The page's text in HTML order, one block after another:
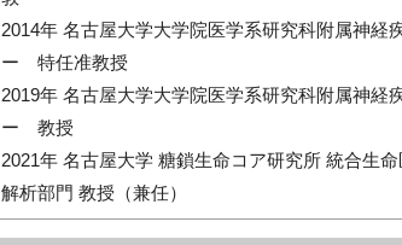
2014年 名古屋大学大学院医学系研究科附属神経
ー 特任准教授
2019年 名古屋大学大学院医学系研究科附属神経
ー 教授
2021年 名古屋大学 糖鎖生命コア研究所 統合生
解析部門 教授（兼任）